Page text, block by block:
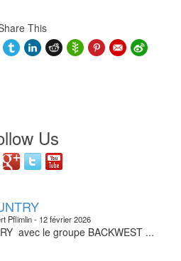
This
Us
Pflimlin 12 février 2026
avec le groupe BACKWEST ...